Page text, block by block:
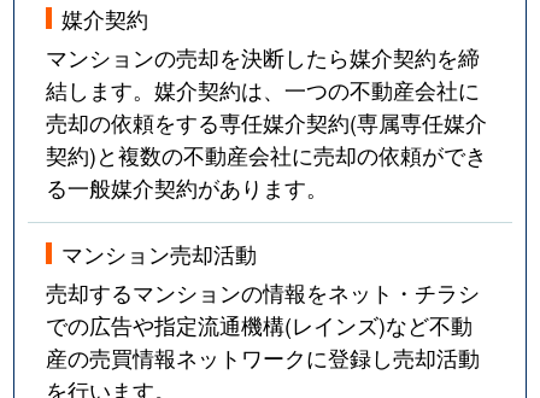
媒介契約
マンションの売却を決断したら媒介契約を締
結します。媒介契約は、一つの不動産会社に
売却の依頼をする専任媒介契約(専属専任媒介
契約)と複数の不動産会社に売却の依頼ができ
る一般媒介契約があります。
マンション売却活動
売却するマンションの情報をネット・チラシ
での広告や指定流通機構(レインズ)など不動
産の売買情報ネットワークに登録し売却活動
を行います。